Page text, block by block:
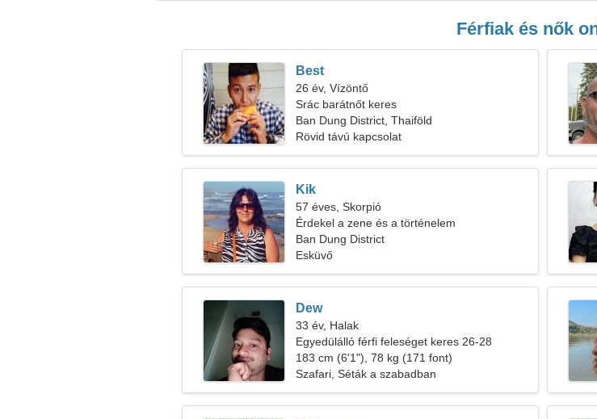
Férfiak és nők
Best
26 év, Vízöntő
Srác barátnőt keres
Ban Dung District, Thaiföld
Rövid távú kapcsolat
Kik
57 éves, Skorpió
Érdekel a zene és a történelem
Ban Dung District
Esküvő
Dew
33 év, Halak
Egyedülálló férfi feleséget keres 26-28
183 cm (6'1"), 78 kg (171 font)
Szafari, Séták a szabadban